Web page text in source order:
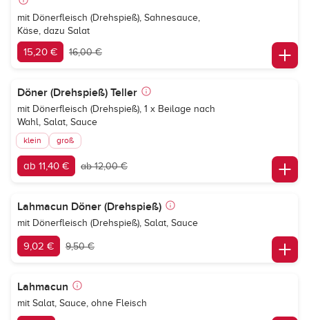
mit Dönerfleisch (Drehspieß), Sahnesauce,
Käse, dazu Salat
15,20 € 16,00 €
Döner (Drehspieß) Teller
mit Dönerfleisch (Drehspieß), 1 x Beilage nach
Wahl, Salat, Sauce
klein groß
ab 11,40 € ab 12,00 €
Lahmacun Döner (Drehspieß)
mit Dönerfleisch (Drehspieß), Salat, Sauce
9,02 € 9,50 €
Lahmacun
mit Salat, Sauce, ohne Fleisch